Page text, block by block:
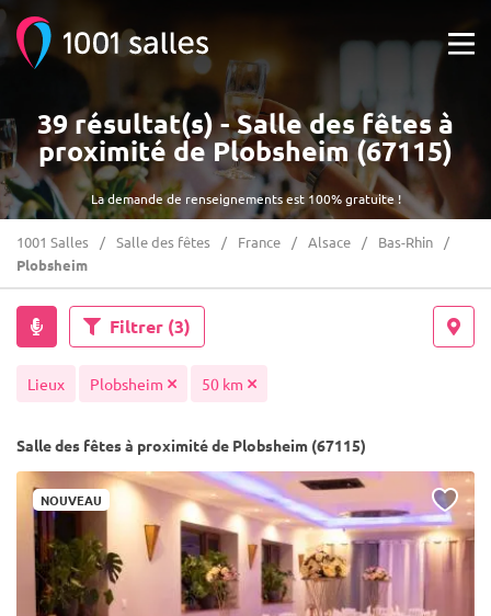
La demande de renseignements est 100% gratuite !
39 résultat(s) - Salle des fêtes à
proximité de Plobsheim (67115)
1001 Salles Salle des fêtes France Alsace
Bas-Rhin
Plobsheim
Filtrer (3)
Lieux Plobsheim 50 km
Salle des fêtes à proximité de Plobsheim (67115)
NOUVEAU